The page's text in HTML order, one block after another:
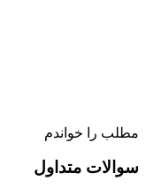
مطلب را خواندم
سوالات متداول